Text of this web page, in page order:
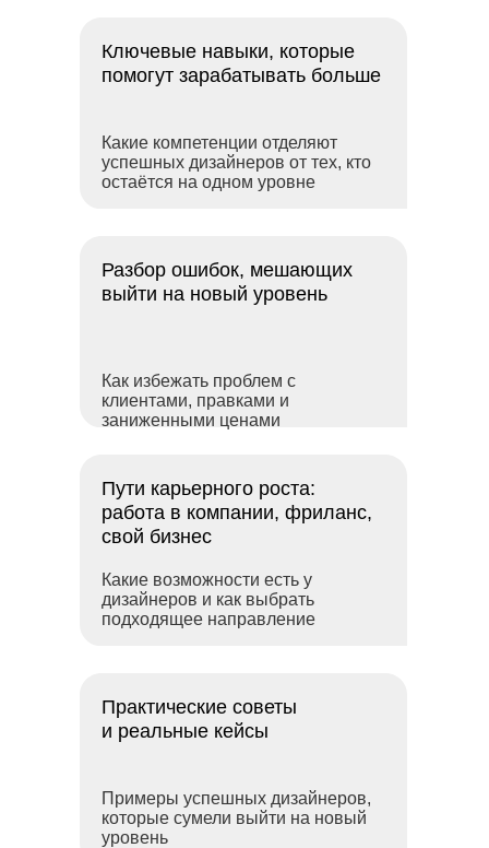
Ключевые навыки, которые
помогут зарабатывать больше
Какие компетенции отделяют
успешных дизайнеров от тех, кто
остаётся на одном уровне
Пути карьерного роста:
работа в компании, фриланс,
свой бизнес
Какие возможности есть у
дизайнеров и как выбрать
подходящее направление
Разбор ошибок, мешающих
выйти на новый уровень
Как избежать проблем с
клиентами, правками и
заниженными ценами
Практические советы
и реальные кейсы
Примеры успешных дизайнеров,
которые сумели выйти на новый
уровень